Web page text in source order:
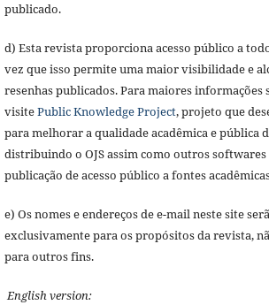
publicado.
d) Esta revista proporciona acesso público a
vez que isso permite uma maior visibilidade e
resenhas publicados. Para maiores informações
visitePublic Knowledge Project, projeto que
para melhorar a qualidade acadêmica e pública
distribuindo o OJS assim como outros softwares
publicação de acesso público a fontes
e) Os nomes e endereços de e-mail neste site
exclusivamente para os propósitos da revista,
para outros fins.
English version: